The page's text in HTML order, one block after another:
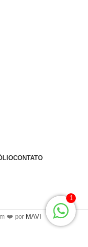
CONTATO
❤️ por MAVI
1